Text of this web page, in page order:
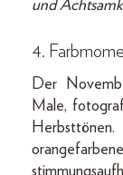
und
4.
Der
Male,